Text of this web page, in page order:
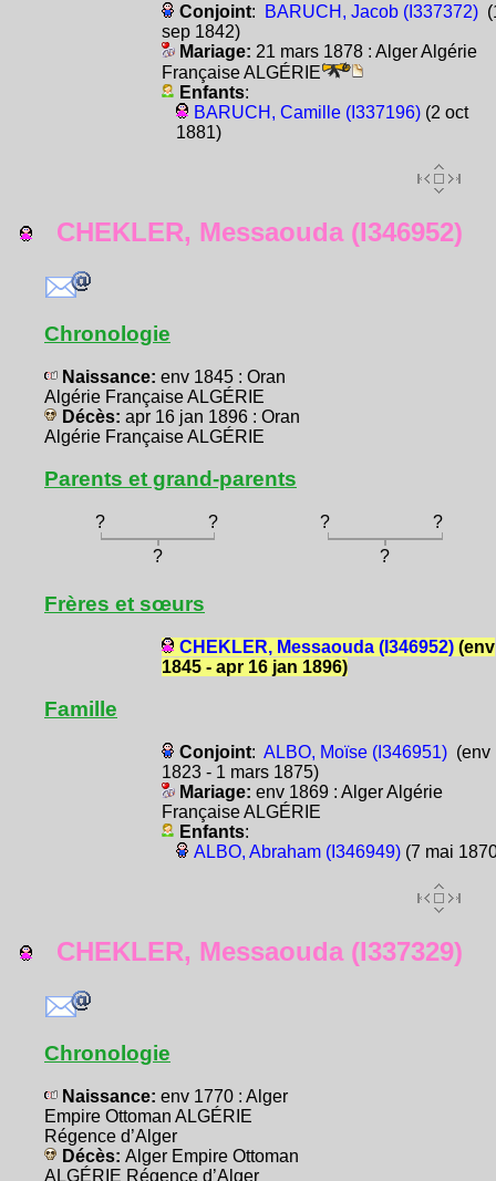
Conjoint: BARUCH, Jacob (I337372)
sep 1842)
Mariage: 21 mars 1878 : Alger Algérie
Française ALGÉRIE
Enfants:
BARUCH, Camille (I337196)(2 oct
1881)
CHEKLER, Messaouda (I346952)
Chronologie
Naissance: env 1845 : Oran
Algérie Française ALGÉRIE
Décès: apr 16 jan 1896 : Oran
Algérie Française ALGÉRIE
Parents et grand-parents
? ? ?
?
?
?
Frères et sœurs
CHEKLER, Messaouda (I346952)(env
1845 - apr 16 jan 1896)
Famille
Conjoint: ALBO, Moïse (I346951)(env
1823 - 1 mars 1875)
Mariage: env 1869 : Alger Algérie
Française ALGÉRIE
Enfants:
ALBO, Abraham (I346949)(7 mai
CHEKLER, Messaouda (I337329)
Chronologie
Naissance: env 1770 : Alger
Empire Ottoman ALGÉRIE
Régence d’Alger
Décès: Alger Empire Ottoman
ALGÉRIE Régence d’Alger